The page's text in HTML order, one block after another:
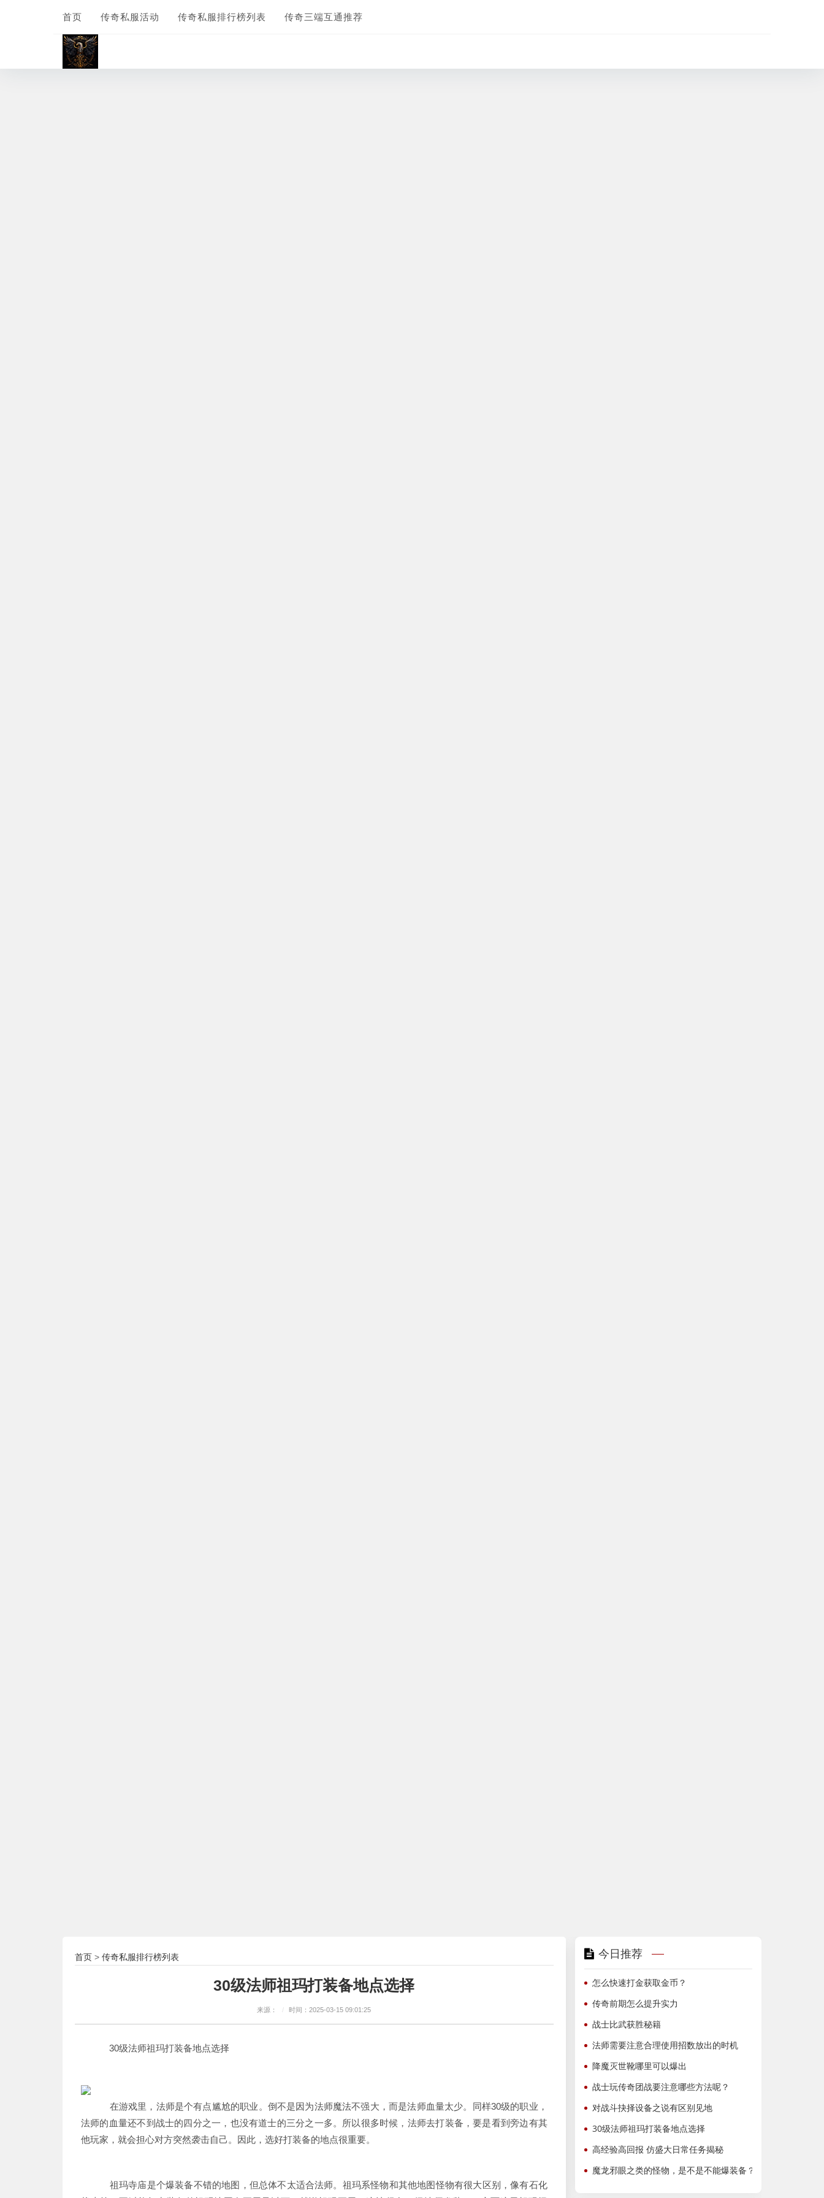
首页 传奇私服活动 传奇私服排行榜列表 传奇三端互通推荐
首页 > 传奇私服排行榜列表
30级法师祖玛打装备地点选择
来源： / 时间：2025-03-15 09:01:25
30级法师祖玛打装备地点选择
在游戏里，法师是个有点尴尬的职业。倒不是因为法师魔法不强大，而是法师血量太少。同样30级的职业，
法师的血量还不到战士的四分之一，也没有道士的三分之一多。所以很多时候，法师去打装备，要是看到旁边有其
他玩家，就会担心对方突然袭击自己。因此，选好打装备的地点很重要。
祖玛寺庙是个爆装备不错的地图，但总体不太适合法师。祖玛系怪物和其他地图怪物有很大区别，像有石化
今日推荐
怎么快速打金获取金币？
传奇前期怎么提升实力
战士比武获胜秘籍
法师需要注意合理使用招数放出的时机
降魔灭世靴哪里可以爆出
战士玩传奇团战要注意哪些方法呢？
对战斗抉择设备之说有区别见地
30级法师祖玛打装备地点选择
高经验高回报 仿盛大日常任务揭秘
魔龙邪眼之类的怪物，是不是不能爆装备？